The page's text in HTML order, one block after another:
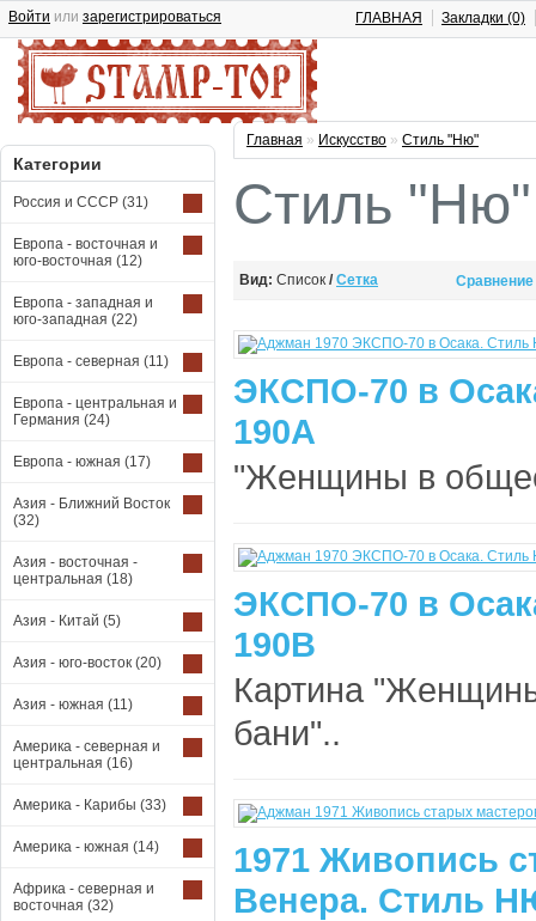
Войти или зарегистрироваться ГЛАВНАЯ Закладки (0)
Категории
Россия и СССР (31)
Европа - восточная и
юго-восточная (12)
Европа - западная и
юго-западная (22)
Европа - северная (11)
Европа - центральная и
Германия (24)
Европа - южная (17)
Азия - Ближний Восток
(32)
Азия - восточная -
центральная (18)
Азия - Китай (5)
Азия - юго-восток (20)
Азия - южная (11)
Америка - северная и
центральная (16)
Америка - Карибы (33)
Америка - южная (14)
Африка - северная и
восточная (32)
Главная » Искусство » Стиль "Ню"
Стиль "Ню"
Вид: Список / Сетка Сравнение
ЭКСПО-70 в
190A
"Женщины в
ЭКСПО-70 в
190B
Картина
бани"..
1971 Живопись
Венера. Стиль